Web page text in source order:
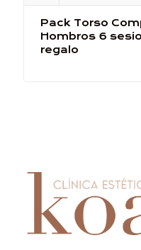
regalo
cantidad
Pack Torso
Hombros 6
regalo